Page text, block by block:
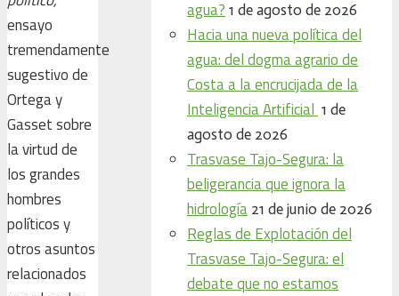
ensayo
tremendamente
sugestivo de
Ortega y
Gasset sobre
la virtud de
los grandes
hombres
políticos y
otros asuntos
relacionados
agua? 1 de agosto de 2026
Hacia una nueva política del
agua: del dogma agrario de
Costa a la encrucijada de la
Inteligencia Artificial 1 de
agosto de 2026
Trasvase Tajo-Segura: la
beligerancia que ignora la
hidrología 21 de junio de 2026
Reglas de Explotación del
Trasvase Tajo-Segura: el
debate que no estamos